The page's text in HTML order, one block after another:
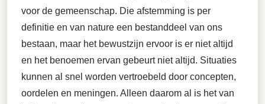
voor de gemeenschap. Die afstemming is per
definitie en van nature een bestanddeel van ons
bestaan, maar het bewustzijn ervoor is er niet altijd
en het benoemen ervan gebeurt niet altijd. Situaties
kunnen al snel worden vertroebeld door concepten,
oordelen en meningen. Alleen daarom al is het van